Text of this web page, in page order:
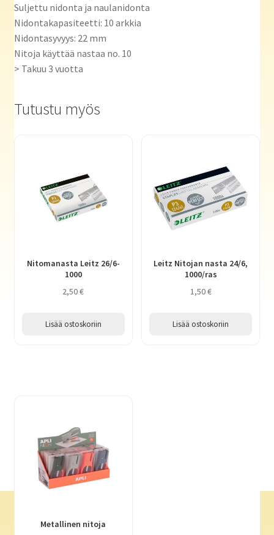
Suljettu nidonta ja naulanidonta
Nidontakapasiteetti: 10 arkkia
Nidontasyvyys: 22 mm
Nitoja käyttää nastaa no. 10
> Takuu 3 vuotta
Tutustu myös
Nitomanasta Leitz 26/6-
1000
2,50€
Lisää ostoskoriin
Leitz Nitojan nasta 24/6,
1000/ras
1,50€
Lisää ostoskoriin
Metallinen nitoja